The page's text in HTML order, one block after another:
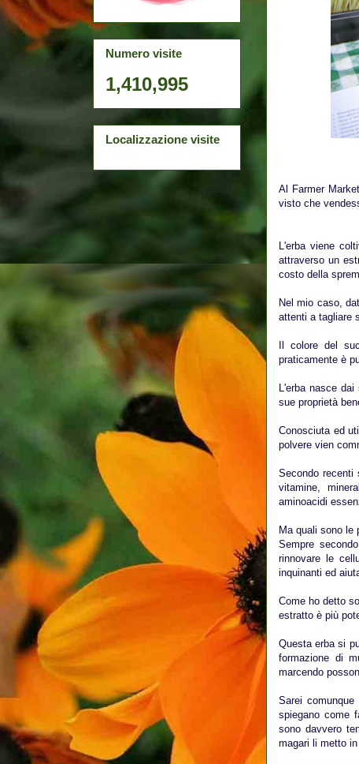
Al Farmer
visto che
L'erba viene
attraverso un
costo della
Nel mio caso,
attenti a tagliare
Il colore del
praticamente è
L'erba nasce
sue proprietà
Conosciuta ed
polvere vien
Secondo recenti
vitamine,
aminoacidi
Ma quali sono le
Sempre
rinnovare le
inquinanti ed
Come ho detto
estratto è più
Questa erba si
formazione di
marcendo
Sarei
spiegano come
sono davvero
magari li metto
Numero visite
1,410,995
Localizzazione visite